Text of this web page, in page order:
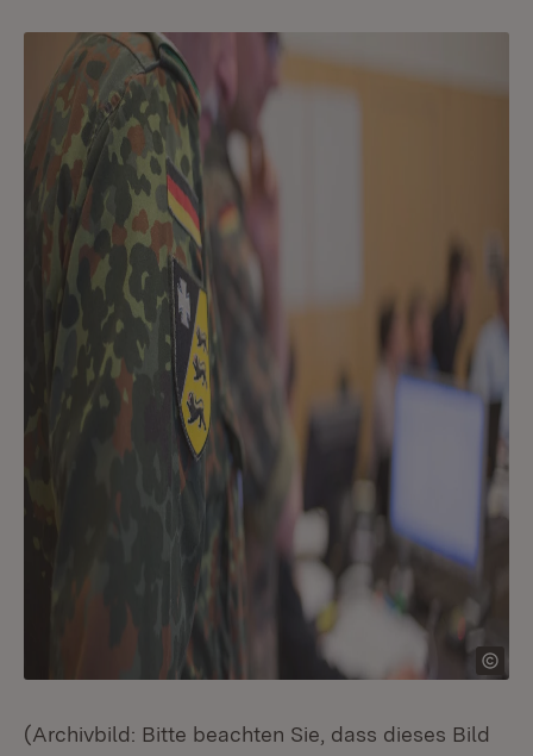
(Archivbild: Bitte beachten Sie, dass dieses Bild